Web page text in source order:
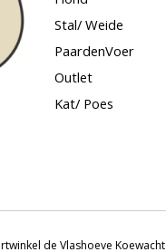
Stal/ Weide
PaardenVoer
Outlet
Kat/ Poes
de Vlashoeve Koewacht